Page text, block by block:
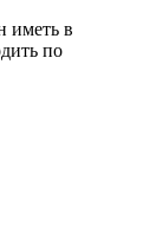
иметь в
по